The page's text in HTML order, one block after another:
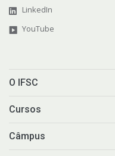
LinkedIn
YouTube
O IFSC
Cursos
Câmpus